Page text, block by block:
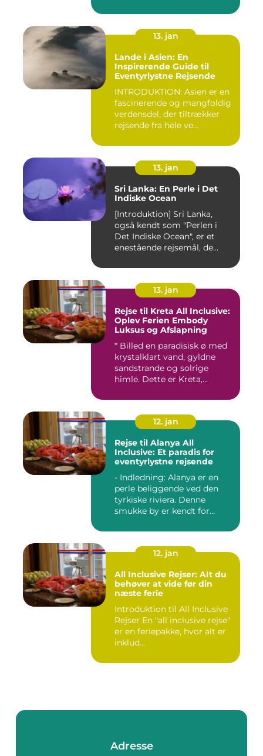
13. jan
Lande i Asien: En
Inspirerende Guide til
Eventyrlystne Rejsende
INTRODUKTION: Asien er en
fascinerende og mangfoldig
verdensdel, der tiltrækker
rejsende fra hele ve...
13. jan
Sri Lanka: En Perle i Det
Indiske Ocean
[Introduktion] Sri Lanka,
også kendt som "Perlen i
Det Indiske Ocean", er et
enestående rejsemål, de...
13. jan
Rejse til Kreta All Inclusive:
Oplev Ferien Embody
Luksus og Afslapning
* Billed en paradisisk ø med
krystalklart vand, gyldne
sandstrande og solrige
himle. Dette er Kreta,...
12. jan
Rejse til Alanya All
Inclusive: Et paradis for
eventyrlystne rejsende
- Indledning: Alanya er en
perle beliggende ved den
tyrkiske riviera. Denne
smukke by er kendt for...
12. jan
All Inclusive Rejser: Alt du
behøver at vide før din
næste ferie
Introduktion til All Inclusive
Rejser En "all inclusive rejse"
er en feriepakke, hvor alt er
inklud...
Adresse